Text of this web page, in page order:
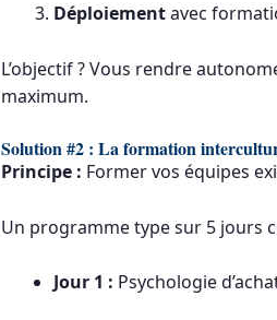
Déploiementavec
L’objectif ? Vous rendre
maximum.
Solution #2 : La formation
Principe : Former vos équipes
Un programme type sur 5 jours
Jour 1 : Psychologie